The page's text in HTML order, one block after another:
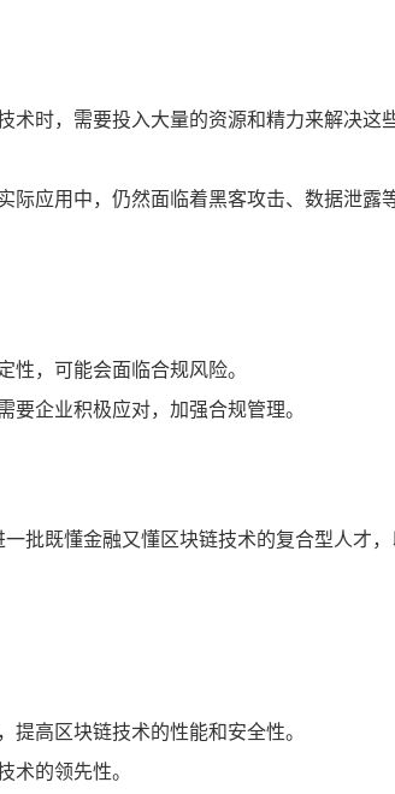
时，需要投入大量的资源和精力来解决这
应用中，仍然面临着黑客攻击、数据泄露
性，可能会面临合规风险。
企业积极应对，加强合规管理。
批既懂金融又懂区块链技术的复合型人才，
高区块链技术的性能和安全性。
术的领先性。